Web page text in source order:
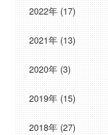
2022年 (17)
2021年 (13)
2020年 (3)
2019年 (15)
2018年 (27)